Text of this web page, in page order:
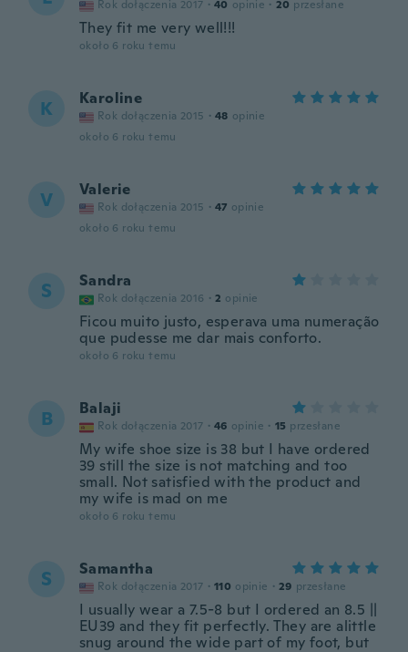
Rok dołączenia 2017 · 40 opinie · 20 przesłane
They fit me very well!!!
około 6 roku temu
K Karoline
Rok dołączenia 2015 · 48 opinie
około 6 roku temu
V Valerie
Rok dołączenia 2015 · 47 opinie
około 6 roku temu
S Sandra
Rok dołączenia 2016 · 2 opinie
Ficou muito justo, esperava uma numeração
que pudesse me dar mais conforto.
około 6 roku temu
B Balaji
Rok dołączenia 2017 · 46 opinie · 15 przesłane
My wife shoe size is 38 but I have ordered
39 still the size is not matching and too
small. Not satisfied with the product and
my wife is mad on me
około 6 roku temu
S Samantha
Rok dołączenia 2017 · 110 opinie · 29 przesłane
I usually wear a 7.5-8 but I ordered an 8.5 ||
EU39 and they fit perfectly. They are alittle
snug around the wide part of my foot, but